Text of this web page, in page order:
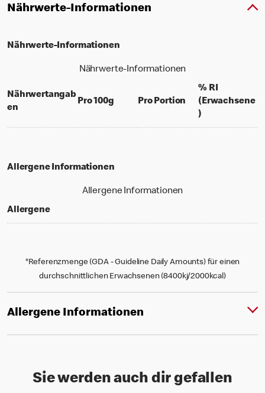
Nährwerte-Informationen
Nährwerte-Informationen
Nährwerte-Informationen
Nährwertangab
en
Pro 100gper 100 grams
Pro Portion per portion
% RI
(Erwachsene
)% daily value
Allergene Informationen
Allergene Informationen
Allergene
*Referenzmenge (GDA - Guideline Daily Amounts) für einen
durchschnittlichen Erwachsenen (8400kj/2000kcal)
Allergene Informationen
Sie werden auch dir gefallen